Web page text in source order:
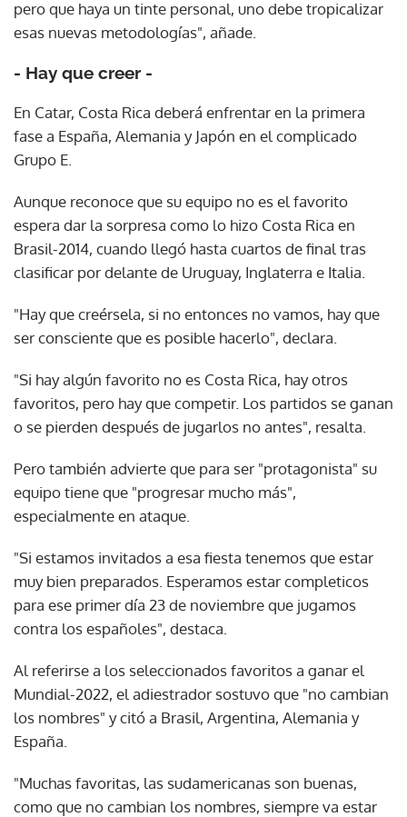
pero que haya un tinte personal, uno debe tropicalizar
esas nuevas metodologías", añade.
- Hay que creer -
En Catar, Costa Rica deberá enfrentar en la primera
fase a España, Alemania y Japón en el complicado
Grupo E.
Aunque reconoce que su equipo no es el favorito
espera dar la sorpresa como lo hizo Costa Rica en
Brasil-2014, cuando llegó hasta cuartos de final tras
clasificar por delante de Uruguay, Inglaterra e Italia.
"Hay que creérsela, si no entonces no vamos, hay que
ser consciente que es posible hacerlo", declara.
"Si hay algún favorito no es Costa Rica, hay otros
favoritos, pero hay que competir. Los partidos se ganan
o se pierden después de jugarlos no antes", resalta.
Pero también advierte que para ser "protagonista" su
equipo tiene que "progresar mucho más",
especialmente en ataque.
"Si estamos invitados a esa fiesta tenemos que estar
muy bien preparados. Esperamos estar completicos
para ese primer día 23 de noviembre que jugamos
contra los españoles", destaca.
Al referirse a los seleccionados favoritos a ganar el
Mundial-2022, el adiestrador sostuvo que "no cambian
los nombres" y citó a Brasil, Argentina, Alemania y
España.
"Muchas favoritas, las sudamericanas son buenas,
como que no cambian los nombres, siempre va estar